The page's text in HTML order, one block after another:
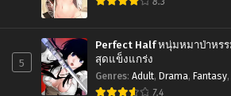
5
Perfect Half หนุ่มหมาป่าหร
สุดแข็งแกร่ง
Genres: Adult, Drama, Fantasy,
7.4